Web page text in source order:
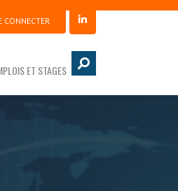
CONNECTER
ET STAGES